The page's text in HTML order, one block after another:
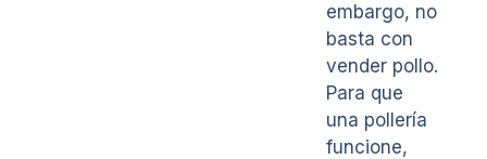
embargo, no
basta con
vender pollo.
Para que
una pollería
funcione,